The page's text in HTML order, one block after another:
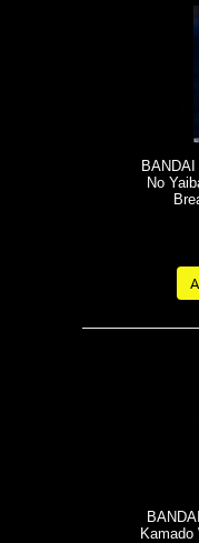
No
Kamado